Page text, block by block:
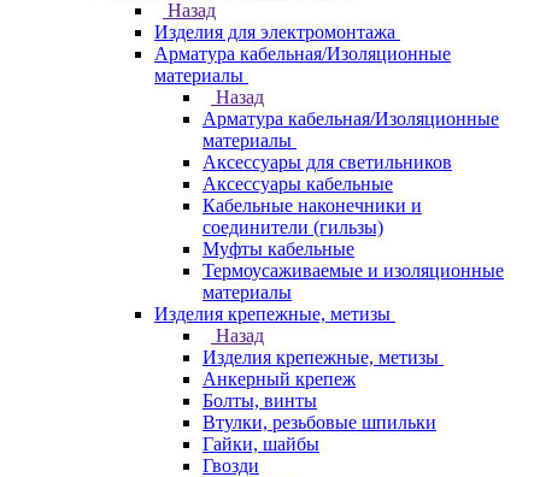
Назад
Изделия для электромонтажа
Арматура кабельная/Изоляционные
материалы
Назад
Арматура кабельная/Изоляционные
материалы
Аксессуары для светильников
Аксессуары кабельные
Кабельные наконечники и
соединители (гильзы)
Муфты кабельные
Термоусаживаемые и изоляционные
материалы
Изделия крепежные, метизы
Назад
Изделия крепежные, метизы
Анкерный крепеж
Болты, винты
Втулки, резьбовые шпильки
Гайки, шайбы
Гвозди